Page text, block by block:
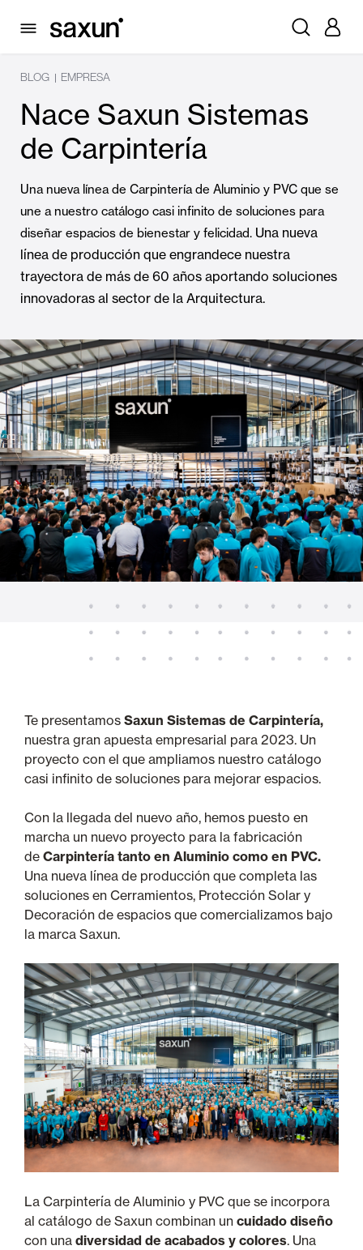
BLOG | EMPRESA
Nace Saxun Sistemas
de Carpintería
Una nueva línea de Carpintería de Aluminio y PVC que se
une a nuestro catálogo casi infinito de soluciones para
diseñar espacios de bienestar y felicidad. Una nueva
línea de producción que engrandece nuestra
trayectora de más de 60 años aportando soluciones
innovadoras al sector de la Arquitectura.
Te presentamos Saxun Sistemas de Carpintería,
nuestra gran apuesta empresarial para 2023. Un
proyecto con el que ampliamos nuestro catálogo
casi infinito de soluciones para mejorar espacios.
Con la llegada del nuevo año, hemos puesto en
marcha un nuevo proyecto para la fabricación
de Carpintería tanto en Aluminio como en PVC.
Una nueva línea de producción que completa las
soluciones en Cerramientos, Protección Solar y
Decoración de espacios que comercializamos bajo
la marca Saxun.
La Carpintería de Aluminio y PVC que se incorpora
al catálogo de Saxun combinan un cuidado diseño
con una diversidad de acabados y colores. Una